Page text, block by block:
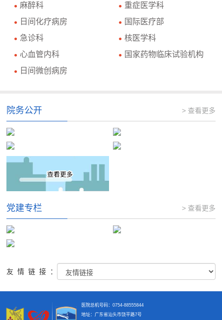
● 麻醉科 ● 重症医学科
● 日间化疗病房 ● 国际医疗部
● 急诊科 ● 核医学科
● 心血管内科 ● 国家药物临床试验机构
● 日间微创病房
院务公开 > 查看更多
党建专栏 > 查看更多
友情链接：
医院总机号码：0754-88555844
地址：广东省汕头市饶平路7号